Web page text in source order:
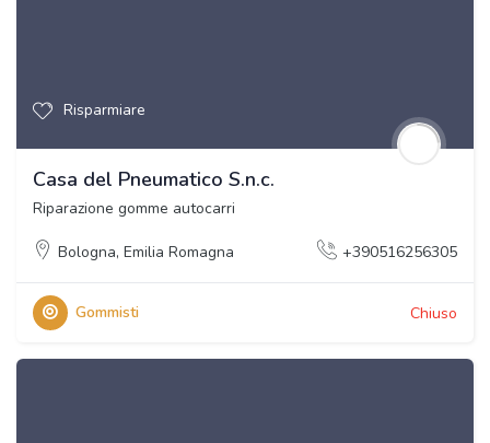
Risparmiare
Casa del Pneumatico S.n.c.
Riparazione gomme autocarri
Bologna, Emilia Romagna +390516256305
Gommisti Chiuso